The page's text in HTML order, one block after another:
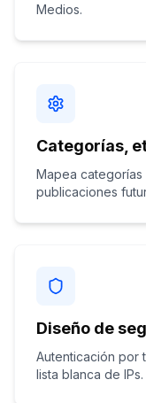
Medios.
Categorías,
Mapea
publicaciones
Diseño de
Autenticación por
lista blanca de IPs.